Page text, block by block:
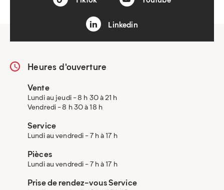
Linkedin
Heures d'ouverture
Vente
Lundi au jeudi - 8 h 30 à 21 h
Vendredi - 8 h 30 à 18 h
Service
Lundi au vendredi - 7 h à 17 h
Pièces
Lundi au vendredi - 7 h à 17 h
Prise de rendez-vous Service